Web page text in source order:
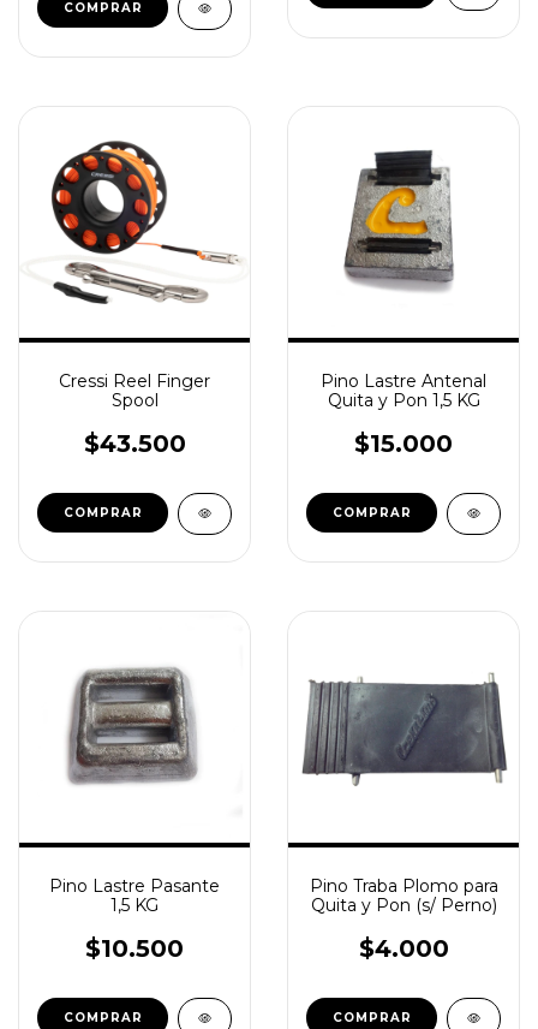
Cressi Reel Finger
Spool
$43.500
COMPRAR
Pino Lastre Antenal
Quita y Pon 1,5 KG
$15.000
COMPRAR
Pino Lastre Pasante
1,5 KG
$10.500
Pino Traba Plomo para
Quita y Pon (s/ Perno)
$4.000
COMPRAR